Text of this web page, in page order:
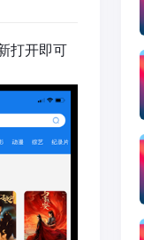
打开即可